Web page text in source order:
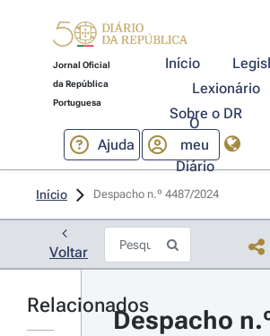
Jornal Oficial
da República
Portuguesa
Início
Lexionário
Sobre o DR
Ajuda
O
meu
Diário
Início Despacho n.º 4487/2024
Voltar
Relacionados
Despacho